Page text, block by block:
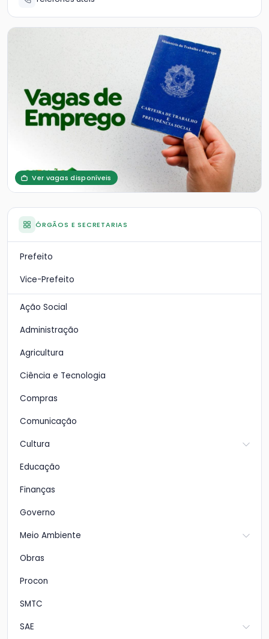
Ver vagas disponíveis
ÓRGÃOS E SECRETARIAS
Prefeito
Vice-Prefeito
Ação Social
Administração
Agricultura
Ciência e Tecnologia
Compras
Comunicação
Cultura
Educação
Finanças
Governo
Meio Ambiente
Obras
Procon
SMTC
SAE